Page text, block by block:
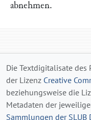
abnehmen.
Die Textdigitalisate des
der Lizenz Creative
beziehungsweise die
Metadaten der
Sammlungen der SLUB